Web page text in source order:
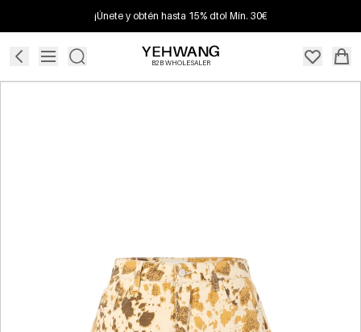
¡Únete y obtén hasta 15% dto! Mín. 30€
B2B WHOLESALER